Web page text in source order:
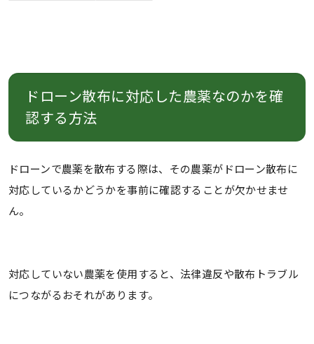
ドローン散布に対応した農薬なのかを確
認する方法
ドローンで農薬を散布する際は、その農薬がドローン散布に
対応しているかどうかを事前に確認することが欠かせませ
ん。
対応していない農薬を使用すると、法律違反や散布トラブル
につながるおそれがあります。